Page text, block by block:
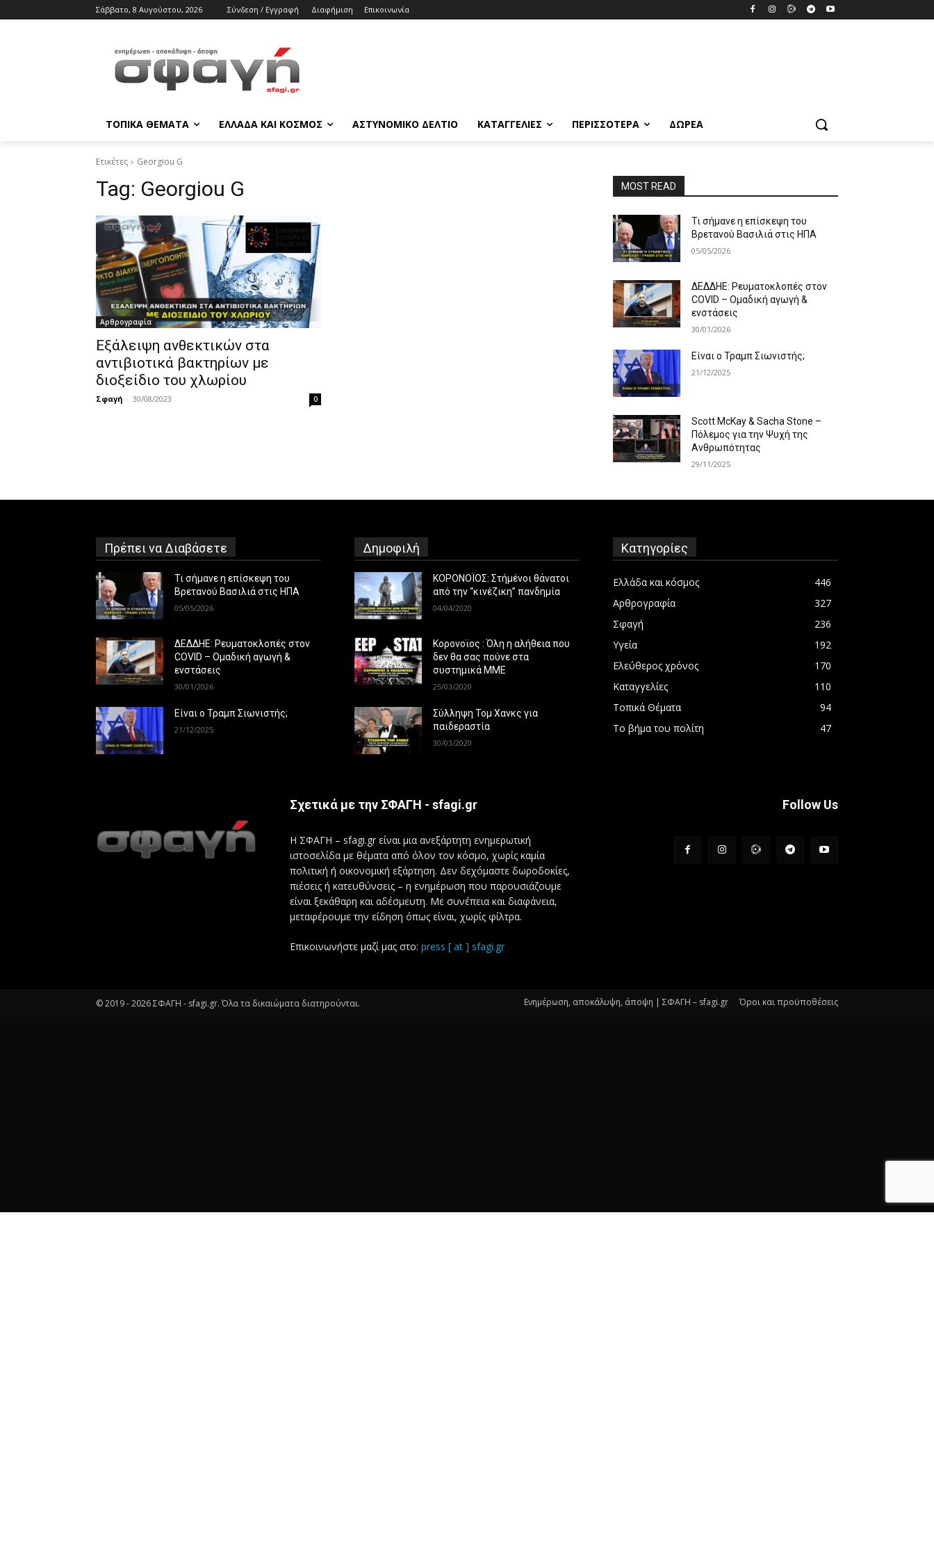
Σάββατο, 8 Αυγούστου, 2026 Σύνδεση / Εγγραφή Διαφήμιση Επικοινωνία
ΤΟΠΙΚΑ ΘΕΜΑΤΑ ΕΛΛΑΔΑ ΚΑΙ ΚΟΣΜΟΣ ΑΣΤΥΝΟΜΙΚΟ ΔΕΛΤΙΟ ΚΑΤΑΓΓΕΛΙΕΣ ΠΕΡΙΣΣΟΤΕΡΑ ΔΩΡΕΆ
Ετικέτες Georgiou G
Tag: Georgiou G
Αρθρογραφία
Εξάλειψη ανθεκτικών στα
αντιβιοτικά βακτηρίων με
διοξείδιο του χλωρίου
Σφαγή - 30/08/2023 0
MOST READ
Τι σήμανε η επίσκεψη του
Βρετανού Βασιλιά στις ΗΠΑ
05/05/2026
ΔΕΔΔΗΕ: Ρευματοκλοπές στον
COVID – Ομαδική αγωγή &
ενστάσεις
30/01/2026
Είναι ο Τραμπ Σιωνιστής;
21/12/2025
Scott McKay & Sacha Stone –
Πόλεμος για την Ψυχή της
Ανθρωπότητας
29/11/2025
Πρέπει να Διαβάσετε
Τι σήμανε η επίσκεψη του
Βρετανού Βασιλιά στις ΗΠΑ
05/05/2026
ΔΕΔΔΗΕ: Ρευματοκλοπές στον
COVID – Ομαδική αγωγή &
ενστάσεις
30/01/2026
Είναι ο Τραμπ Σιωνιστής;
21/12/2025
Δημοφιλή
ΚΟΡΟΝΟΪΟΣ: Στήμένοι θάνατοι
από την “κινέζικη” πανδημία
04/04/2020
Κορονοϊος : Όλη η αλήθεια που
δεν θα σας πούνε στα
συστημικά ΜΜΕ
25/03/2020
Σύλληψη Τομ Χανκς για
παιδεραστία
30/03/2020
Κατηγορίες
Ελλάδα και κόσμος
446
Αρθρογραφία
327
Σφαγή
236
Υγεία
192
Ελεύθερος χρόνος
170
Καταγγελίες
110
Τοπικά Θέματα
94
Το βήμα του πολίτη
47
Σχετικά με την ΣΦΑΓΗ - sfagi.gr
Η ΣΦΑΓΗ – sfagi.gr είναι μια ανεξάρτητη ενημερωτική
ιστοσελίδα με θέματα από όλον τον κόσμο, χωρίς καμία
πολιτική ή οικονομική εξάρτηση. Δεν δεχόμαστε δωροδοκίες,
πιέσεις ή κατευθύνσεις – η ενημέρωση που παρουσιάζουμε
είναι ξεκάθαρη και αδέσμευτη. Με συνέπεια και διαφάνεια,
μεταφέρουμε την είδηση όπως είναι, χωρίς φίλτρα.
Επικοινωνήστε μαζί μας στο: press [ at ] sfagi.gr
Follow Us
© 2019 -2026ΣΦΑΓΗ - sfagi.gr. Όλα τα δικαιώματα διατηρούνται. Ενημέρωση, αποκάλυψη, άποψη | ΣΦΑΓΗ – sfagi.gr Όροι και προϋποθέσεις